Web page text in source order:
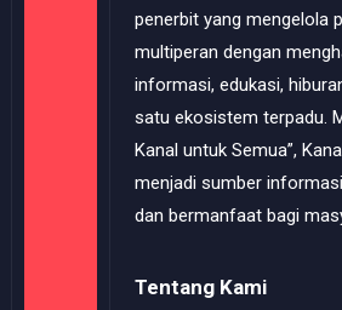
penerbit yang mengelola
multiperan dengan
informasi, edukasi,
satu ekosistem terpadu.
Kanal untuk Semua”,
menjadi sumber
dan bermanfaat bagi
Tentang Kami